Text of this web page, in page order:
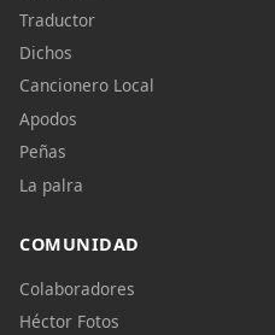
Traductor
Dichos
Cancionero Local
Apodos
Peñas
La palra
COMUNIDAD
Colaboradores
Héctor Fotos